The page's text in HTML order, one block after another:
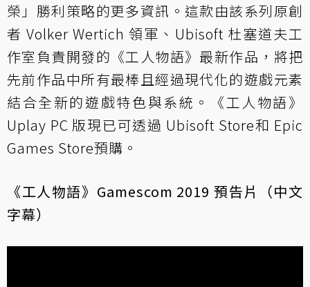
榮」勝利策略的更多資訊。這款由該系列原創
者 Volker Wertich 領軍、Ubisoft 杜塞道夫工
作室負責開發的《工人物語》最新作品，將把
先前作品中所有最棒且經過現代化的遊戲元素
結合全新的遊戲特色與系統。《工人物語》
Uplay PC 版現已可透過 Ubisoft Store和 Epic
Games Store預購。
《工人物語》Gamescom 2019 預告片（中文
字幕）